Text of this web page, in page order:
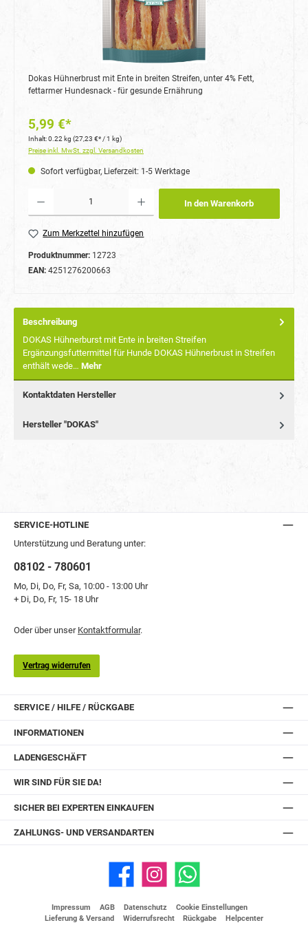
Dokas Hühnerbrust mit Ente in breiten Streifen, unter 4% Fett,
fettarmer Hundesnack - für gesunde Ernährung
5,99 €*
Inhalt:0.22 kg (27,23 €* / 1 kg)
Preise inkl. MwSt. zzgl. Versandkosten
Sofort verfügbar, Lieferzeit: 1-5 Werktage
Produkt Anzahl: Gib den gewünschten Wert ein oder benutze die Schaltflächen um die
In den Warenkorb
Zum Merkzettel hinzufügen
Produktnummer: 12723
EAN: 4251276200663
Beschreibung
DOKAS Hühnerburst mit Ente in breiten Streifen
Ergänzungsfuttermittel für Hunde DOKAS Hühnerbrust in Streifen
enthält wede… Mehr
Kontaktdaten Hersteller
Hersteller "DOKAS"
SERVICE-HOTLINE
Unterstützung und Beratung unter:
08102 - 780601
Mo, Di, Do, Fr, Sa, 10:00 - 13:00 Uhr
+ Di, Do, Fr, 15- 18 Uhr
Oder über unser Kontaktformular.
Vertrag widerrufen
SERVICE / HILFE / RÜCKGABE
INFORMATIONEN
LADENGESCHÄFT
WIR SIND FÜR SIE DA!
SICHER BEI EXPERTEN EINKAUFEN
ZAHLUNGS- UND VERSANDARTEN
Facebook Instagram WhatsApp
Impressum AGB Datenschutz
Cookie Einstellungen
Lieferung & Versand
Widerrufsrecht Rückgabe Helpcenter